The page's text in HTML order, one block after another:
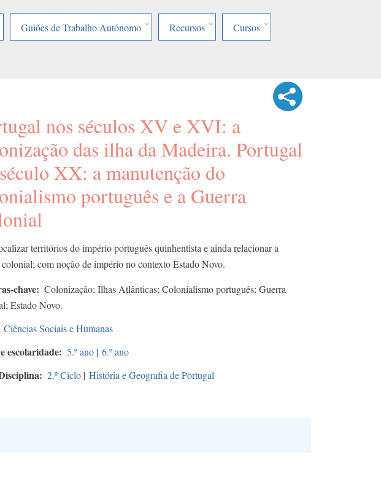
Guiões de Trabalho Autónomo Recursos Cursos
nos séculos XV e XVI: a
das ilha da Madeira. Portugal
XX: a manutenção do
português e a Guerra
territórios do império português quinhentista e ainda relacionar a
colonial; com noção de império no contexto Estado Novo.
chave
Colonização; Ilhas Atlânticas; Colonialismo português; Guerra
Estado Novo.
Ciências Sociais e Humanas
escolaridade 5.º ano | 6.º ano
2.º Ciclo | História e Geografia de Portugal